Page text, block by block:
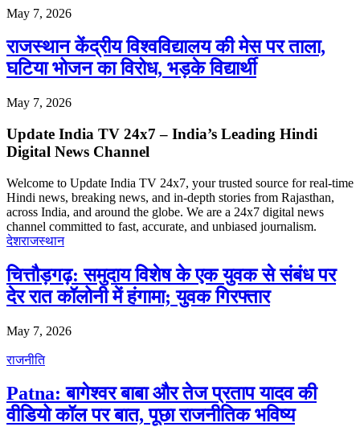
May 7, 2026
राजस्थान केंद्रीय विश्वविद्यालय की मेस पर ताला,
घटिया भोजन का विरोध, भड़के विद्यार्थी
May 7, 2026
Update India TV 24x7 – India’s Leading Hindi
Digital News Channel
Welcome to Update India TV 24x7, your trusted source for real-time
Hindi news, breaking news, and in-depth stories from Rajasthan,
across India, and around the globe. We are a 24x7 digital news
channel committed to fast, accurate, and unbiased journalism.
देशराजस्थान
चित्तौड़गढ़: समुदाय विशेष के एक युवक से संबंध पर
देर रात कॉलोनी में हंगामा; युवक गिरफ्तार
May 7, 2026
राजनीति
Patna: बागेश्वर बाबा और तेज प्रताप यादव की
वीडियो कॉल पर बात, पूछा राजनीतिक भविष्य